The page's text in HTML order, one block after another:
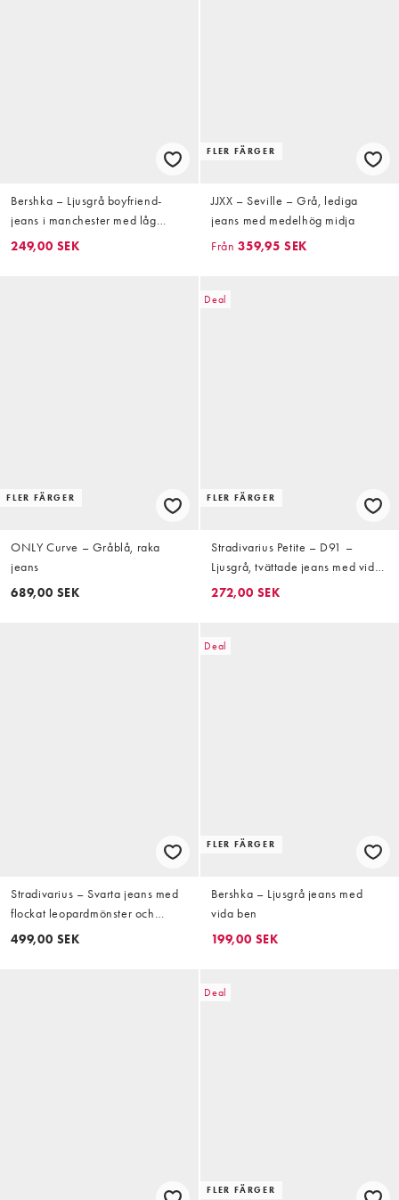
Bershka – Ljusgrå boyfriend-
jeans i manchester med låg
midja
249,00 SEK
FLER FÄRGER
JJXX – Seville – Grå, lediga
jeans med medelhög midja
Från 359,95 SEK
FLER FÄRGER
ONLY Curve – Gråblå, raka
jeans
689,00 SEK
Deal
FLER FÄRGER
Stradivarius Petite – D91 –
Ljusgrå, tvättade jeans med vida
ben och låg midja
272,00 SEK
Stradivarius – Svarta jeans med
flockat leopardmönster och
tvättad denimfinish
499,00 SEK
Deal
FLER FÄRGER
Bershka – Ljusgrå jeans med
vida ben
199,00 SEK
Deal
FLER FÄRGER